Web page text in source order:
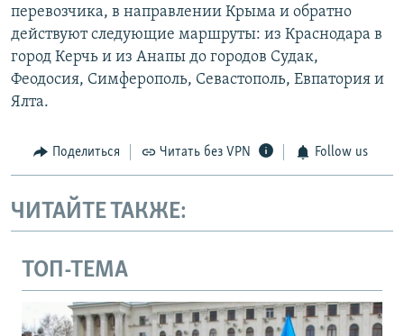
перевозчика, в направлении Крыма и обратно
действуют следующие маршруты: из Краснодара в
город Керчь и из Анапы до городов Судак,
Феодосия, Симферополь, Севастополь, Евпатория и
Ялта.
Поделиться Читать без VPN Follow us
ЧИТАЙТЕ ТАКЖЕ:
ТОП-ТЕМА